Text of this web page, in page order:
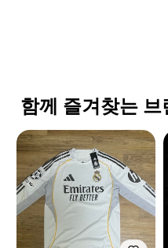
함께 즐겨찾는 브